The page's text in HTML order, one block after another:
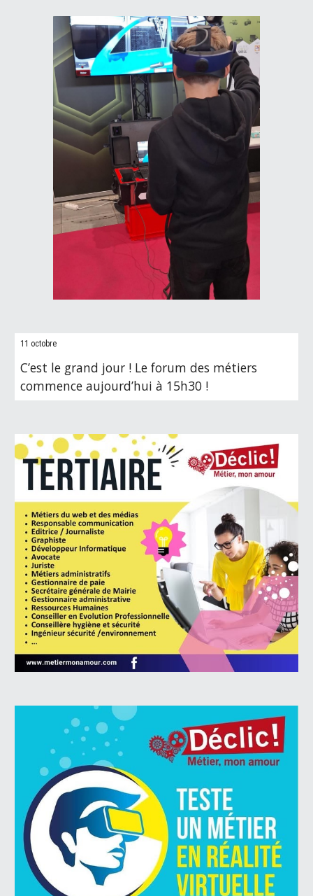
11 octobre
C’est le grand jour ! Le forum des métiers
commence aujourd’hui à 15h30 !